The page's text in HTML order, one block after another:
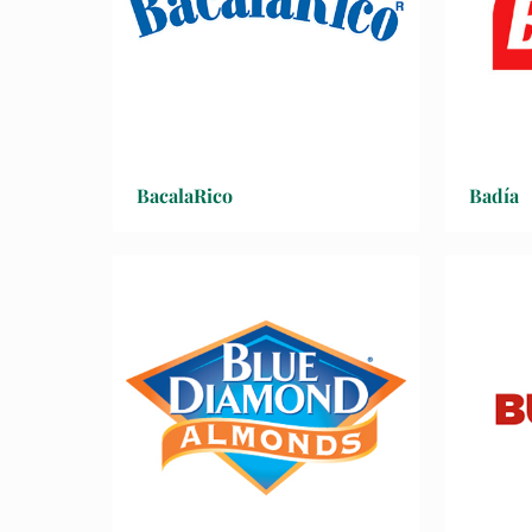
BacalaRico Badía